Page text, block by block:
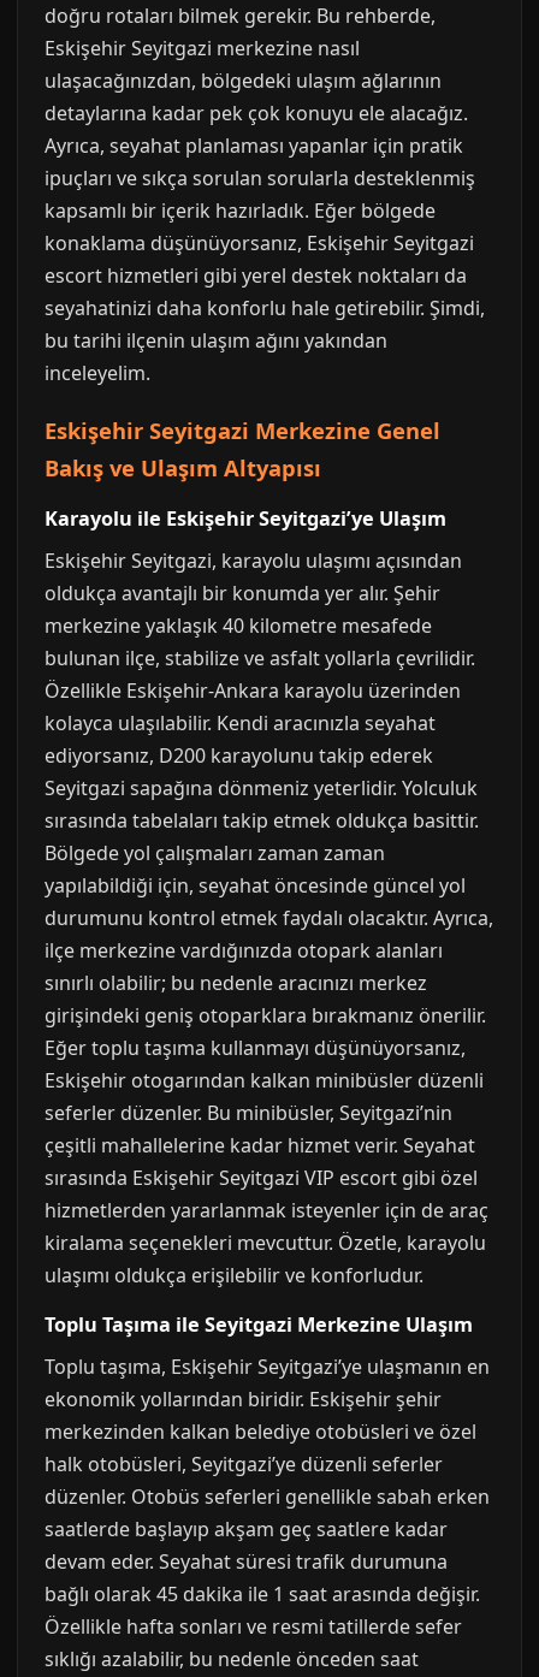
doğru rotaları bilmek gerekir. Bu rehberde,
Eskişehir Seyitgazi merkezine nasıl
ulaşacağınızdan, bölgedeki ulaşım ağlarının
detaylarına kadar pek çok konuyu ele alacağız.
Ayrıca, seyahat planlaması yapanlar için pratik
ipuçları ve sıkça sorulan sorularla desteklenmiş
kapsamlı bir içerik hazırladık. Eğer bölgede
konaklama düşünüyorsanız, Eskişehir Seyitgazi
escort hizmetleri gibi yerel destek noktaları da
seyahatinizi daha konforlu hale getirebilir. Şimdi,
bu tarihi ilçenin ulaşım ağını yakından
inceleyelim.
Eskişehir Seyitgazi Merkezine Genel
Bakış ve Ulaşım Altyapısı
Karayolu ile Eskişehir Seyitgazi’ye Ulaşım
Eskişehir Seyitgazi, karayolu ulaşımı açısından
oldukça avantajlı bir konumda yer alır. Şehir
merkezine yaklaşık 40 kilometre mesafede
bulunan ilçe, stabilize ve asfalt yollarla çevrilidir.
Özellikle Eskişehir-Ankara karayolu üzerinden
kolayca ulaşılabilir. Kendi aracınızla seyahat
ediyorsanız, D200 karayolunu takip ederek
Seyitgazi sapağına dönmeniz yeterlidir. Yolculuk
sırasında tabelaları takip etmek oldukça basittir.
Bölgede yol çalışmaları zaman zaman
yapılabildiği için, seyahat öncesinde güncel yol
durumunu kontrol etmek faydalı olacaktır. Ayrıca,
ilçe merkezine vardığınızda otopark alanları
sınırlı olabilir; bu nedenle aracınızı merkez
girişindeki geniş otoparklara bırakmanız önerilir.
Eğer toplu taşıma kullanmayı düşünüyorsanız,
Eskişehir otogarından kalkan minibüsler düzenli
seferler düzenler. Bu minibüsler, Seyitgazi’nin
çeşitli mahallelerine kadar hizmet verir. Seyahat
sırasında Eskişehir Seyitgazi VIP escort gibi özel
hizmetlerden yararlanmak isteyenler için de araç
kiralama seçenekleri mevcuttur. Özetle, karayolu
ulaşımı oldukça erişilebilir ve konforludur.
Toplu Taşıma ile Seyitgazi Merkezine Ulaşım
Toplu taşıma, Eskişehir Seyitgazi’ye ulaşmanın en
ekonomik yollarından biridir. Eskişehir şehir
merkezinden kalkan belediye otobüsleri ve özel
halk otobüsleri, Seyitgazi’ye düzenli seferler
düzenler. Otobüs seferleri genellikle sabah erken
saatlerde başlayıp akşam geç saatlere kadar
devam eder. Seyahat süresi trafik durumuna
bağlı olarak 45 dakika ile 1 saat arasında değişir.
Özellikle hafta sonları ve resmi tatillerde sefer
sıklığı azalabilir, bu nedenle önceden saat